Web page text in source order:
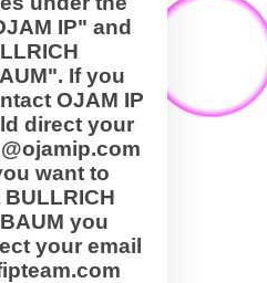
IP" and
If you
OJAM IP
direct your
want to
you
your email